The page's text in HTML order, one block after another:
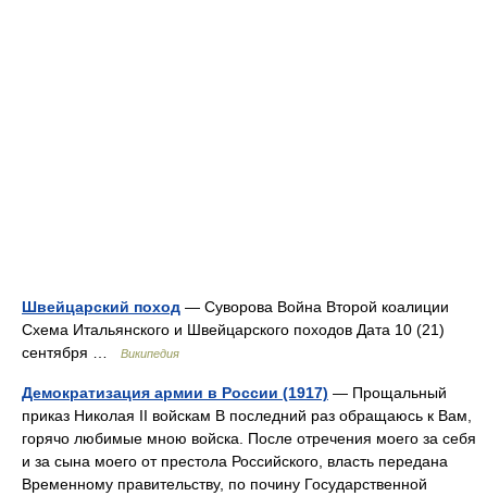
Швейцарский поход — Суворова Война Второй коалиции
Схема Итальянского и Швейцарского походов Дата 10 (21)
сентября …
Википедия
Демократизация армии в России (1917) — Прощальный
приказ Николая II войскам В последний раз обращаюсь к Вам,
горячо любимые мною войска. После отречения моего за себя
и за сына моего от престола Российского, власть передана
Временному правительству, по почину Государственной